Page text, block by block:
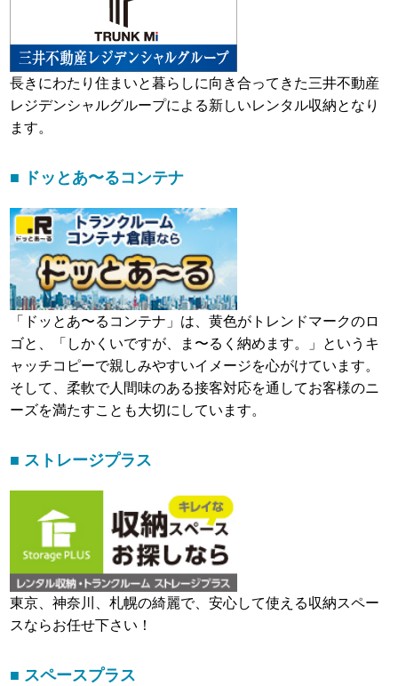
長きにわたり住まいと暮らしに向き合ってきた三井不動産
レジデンシャルグループによる新しいレンタル収納となり
ます。
■ ドッとあ〜るコンテナ
「ドッとあ〜るコンテナ」は、黄色がトレンドマークのロ
ゴと、「しかくいですが、ま〜るく納めます。」というキ
ャッチコピーで親しみやすいイメージを心がけています。
そして、柔軟で人間味のある接客対応を通してお客様のニ
ーズを満たすことも大切にしています。
■ ストレージプラス
東京、神奈川、札幌の綺麗で、安心して使える収納スペー
スならお任せ下さい！
■ スペースプラス